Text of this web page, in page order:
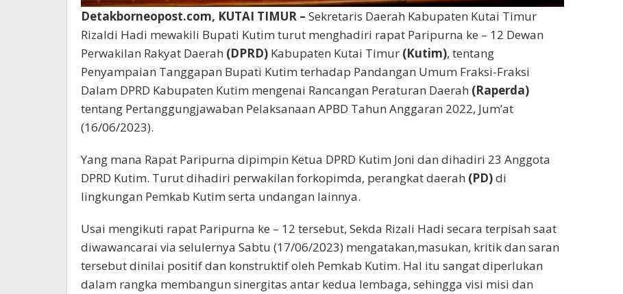
Detakborneopost.com, KUTAI TIMUR – Sekretaris Daerah Kabupaten Kutai Timur
Rizaldi Hadi mewakili Bupati Kutim turut menghadiri rapat Paripurna ke – 12 Dewan
Perwakilan Rakyat Daerah (DPRD) Kabupaten Kutai Timur (Kutim), tentang
Penyampaian Tanggapan Bupati Kutim terhadap Pandangan Umum Fraksi-Fraksi
Dalam DPRD Kabupaten Kutim mengenai Rancangan Peraturan Daerah (Raperda)
tentang Pertanggungjawaban Pelaksanaan APBD Tahun Anggaran 2022, Jum’at
(16/06/2023).
Yang mana Rapat Paripurna dipimpin Ketua DPRD Kutim Joni dan dihadiri 23 Anggota
DPRD Kutim. Turut dihadiri perwakilan forkopimda, perangkat daerah (PD)di
lingkungan Pemkab Kutim serta undangan lainnya.
Usai mengikuti rapat Paripurna ke – 12 tersebut, Sekda Rizali Hadi secara terpisah saat
diwawancarai via selulernya Sabtu (17/06/2023) mengatakan,masukan, kritik dan saran
tersebut dinilai positif dan konstruktif oleh Pemkab Kutim. Hal itu sangat diperlukan
dalam rangka membangun sinergitas antar kedua lembaga, sehingga visi misi dan